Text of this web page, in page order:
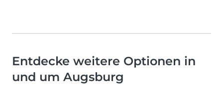
Entdecke weitere Optionen in
und um Augsburg